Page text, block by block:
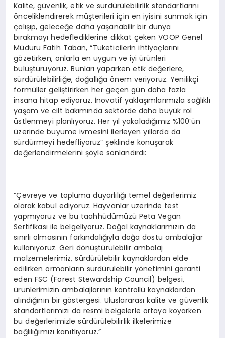
Kalite, güvenlik, etik ve sürdürülebilirlik standartlarını
önceliklendirerek müşterileri için en iyisini sunmak için
çalışıp, geleceğe daha yaşanabilir bir dünya
bırakmayı hedeflediklerine dikkat çeken VOOP Genel
Müdürü Fatih Taban, “Tüketicilerin ihtiyaçlarını
gözetirken, onlarla en uygun ve iyi ürünleri
buluşturuyoruz. Bunları yaparken etik değerlere,
sürdürülebilirliğe, doğallığa önem veriyoruz. Yenilikçi
formüller geliştirirken her geçen gün daha fazla
insana hitap ediyoruz. İnovatif yaklaşımlarımızla sağlıklı
yaşam ve cilt bakımında sektörde daha büyük rol
üstlenmeyi planlıyoruz. Her yıl yakaladığımız %100’ün
üzerinde büyüme ivmesini ilerleyen yıllarda da
sürdürmeyi hedefliyoruz” şeklinde konuşarak
değerlendirmelerini şöyle sonlandırdı:
“Çevreye ve topluma duyarlılığı temel değerlerimiz
olarak kabul ediyoruz. Hayvanlar üzerinde test
yapmıyoruz ve bu taahhüdümüzü Peta Vegan
Sertifikası ile belgeliyoruz. Doğal kaynaklarımızın da
sınırlı olmasının farkındalığıyla doğa dostu ambalajlar
kullanıyoruz. Geri dönüştürülebilir ambalaj
malzemelerimiz, sürdürülebilir kaynaklardan elde
edilirken ormanların sürdürülebilir yönetimini garanti
eden FSC (Forest Stewardship Council) belgesi,
ürünlerimizin ambalajlarının kontrollü kaynaklardan
alındığının bir göstergesi. Uluslararası kalite ve güvenlik
standartlarımızı da resmi belgelerle ortaya koyarken
bu değerlerimizle sürdürülebilirlik ilkelerimize
bağlılığımızı kanıtlıyoruz.”